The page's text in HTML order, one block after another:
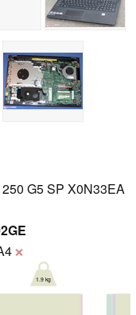
G5 SP X0N33EA
❌
1.9 kg